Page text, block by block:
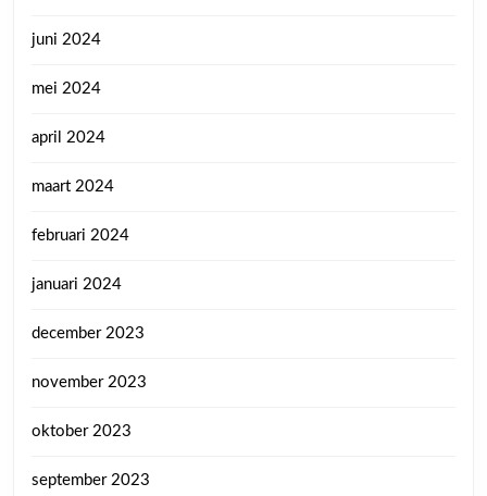
juni 2024
mei 2024
april 2024
maart 2024
februari 2024
januari 2024
december 2023
november 2023
oktober 2023
september 2023